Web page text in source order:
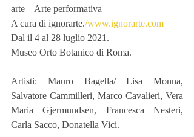
arte – Arte performativa
A cura di ignorarte./www.ignorarte.com
Dal il 4 al 28 luglio 2021.
Museo Orto Botanico di Roma.
Artisti: Mauro Bagella/ Lisa Monna,
Salvatore Cammilleri, Marco Cavalieri, Vera
Maria Gjermundsen, Francesca Nesteri,
Carla Sacco, Donatella Vici.